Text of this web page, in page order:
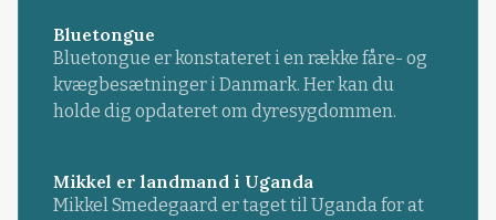
Bluetongue
Bluetongue er konstateret i en række fåre- og
kvægbesætninger i Danmark. Her kan du
holde dig opdateret om dyresygdommen.
Mikkel er landmand i Uganda
Mikkel Smedegaard er taget til Uganda for at